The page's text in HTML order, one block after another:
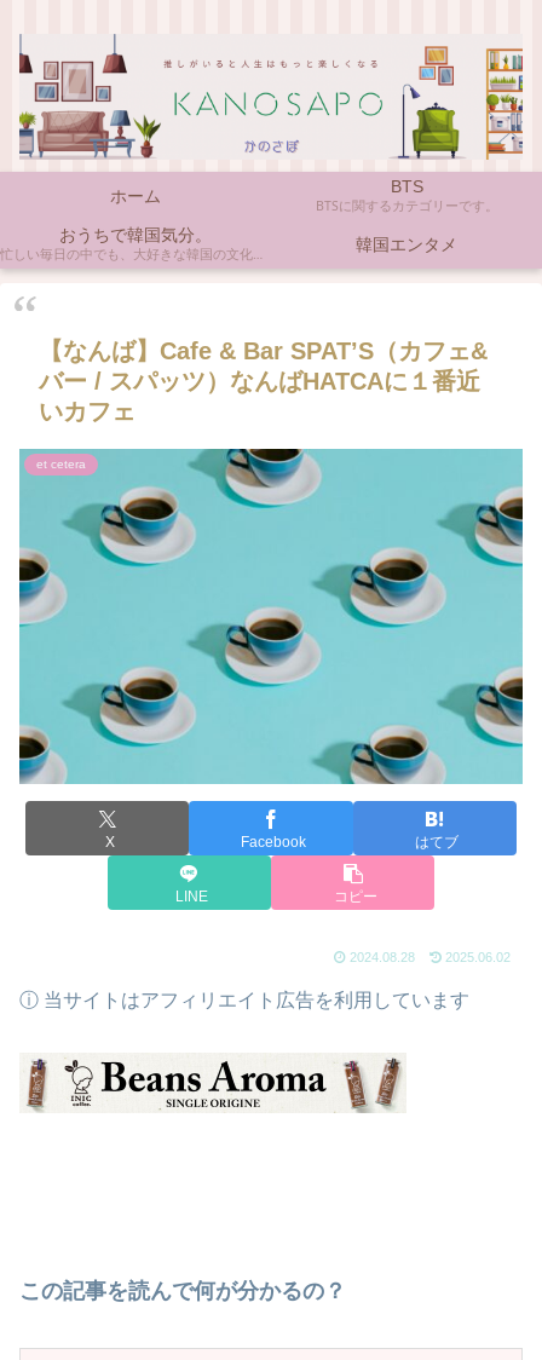
ホーム BTS
BTSに関するカテゴリーです。
おうちで韓国気分。
忙しい毎日の中でも、大好きな韓国の文化やアイテムに触れると心がほっとしますよね。ここでは、自宅で手軽に楽しめる韓国の美味しいもの、お気に入りのコスメ、そして推し活の楽しみ方など、「おうちにいながら韓国気分」に触れられるヒントを私らしくお届けします。 韓国エンタメ
【なんば】Cafe & Bar SPAT’S（カフェ&
バー / スパッツ）なんばHATCAに１番近
いカフェ
et cetera
X Facebook はてブ
LINE コピー
2024.08.28 2025.06.02
ⓘ 当サイトはアフィリエイト広告を利用しています
この記事を読んで何が分かるの？